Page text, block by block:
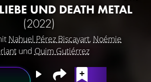
UND DEATH METAL
(2022)
Nahuel Pérez Biscayart, Noémie
und Quim Gutiérrez